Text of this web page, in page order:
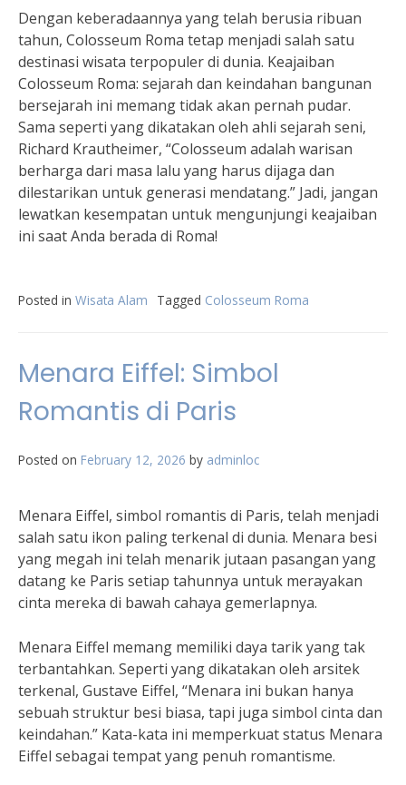
Dengan keberadaannya yang telah berusia ribuan
tahun, Colosseum Roma tetap menjadi salah satu
destinasi wisata terpopuler di dunia. Keajaiban
Colosseum Roma: sejarah dan keindahan bangunan
bersejarah ini memang tidak akan pernah pudar.
Sama seperti yang dikatakan oleh ahli sejarah seni,
Richard Krautheimer, “Colosseum adalah warisan
berharga dari masa lalu yang harus dijaga dan
dilestarikan untuk generasi mendatang.” Jadi, jangan
lewatkan kesempatan untuk mengunjungi keajaiban
ini saat Anda berada di Roma!
Posted in Wisata Alam Tagged Colosseum Roma
Menara Eiffel: Simbol
Romantis di Paris
Posted on February 12, 2026 by adminloc
Menara Eiffel, simbol romantis di Paris, telah menjadi
salah satu ikon paling terkenal di dunia. Menara besi
yang megah ini telah menarik jutaan pasangan yang
datang ke Paris setiap tahunnya untuk merayakan
cinta mereka di bawah cahaya gemerlapnya.
Menara Eiffel memang memiliki daya tarik yang tak
terbantahkan. Seperti yang dikatakan oleh arsitek
terkenal, Gustave Eiffel, “Menara ini bukan hanya
sebuah struktur besi biasa, tapi juga simbol cinta dan
keindahan.” Kata-kata ini memperkuat status Menara
Eiffel sebagai tempat yang penuh romantisme.